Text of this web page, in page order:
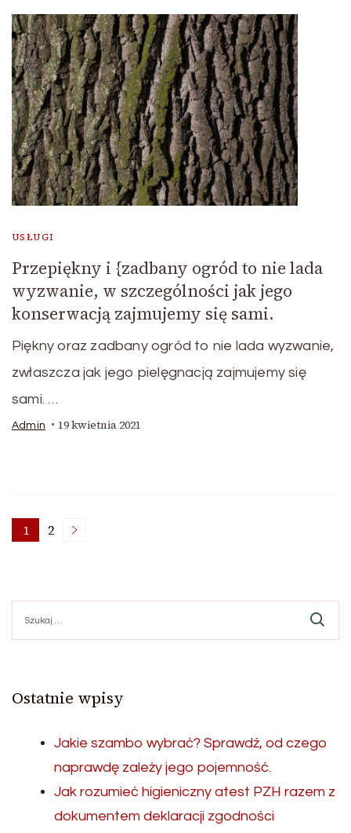
USŁUGI
Przepiękny i {zadbany ogród to nie lada
wyzwanie, w szczególności jak jego
konserwacją zajmujemy się sami.
Piękny oraz zadbany ogród to nie lada wyzwanie,
zwłaszcza jak jego pielęgnacją zajmujemy się
sami. …
Admin 19 kwietnia 2021
Nawigacja
po
wpisach
Page
1 Page
2
Ostatnie wpisy
Jakie szambo wybrać? Sprawdź, od czego
naprawdę zależy jego pojemność.
Jak rozumieć higieniczny atest PZH razem z
dokumentem deklaracji zgodności